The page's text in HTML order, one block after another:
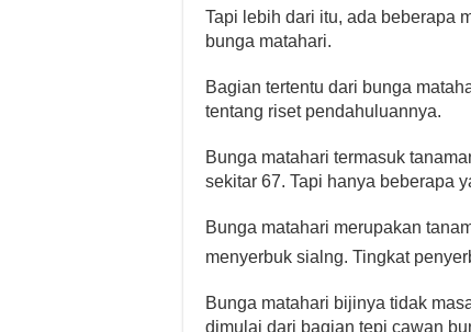
Tapi lebih dari itu, ada beberapa
bunga matahari.
Bagian tertentu dari bunga
tentang riset pendahuluannya.
Bunga matahari termasuk
sekitar 67. Tapi hanya beberapa
Bunga matahari merupakan
menyerbuk sialng. Tingkat
Bunga matahari bijinya tidak
dimulai dari bagian tepi cawan